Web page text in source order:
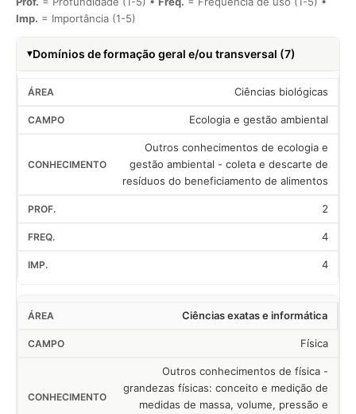
Imp. = Importância (1-5)
Domínios de formação geral e/ou transversal (7)
Ciências biológicas
Ecologia e gestão ambiental
Outros conhecimentos de ecologia e
gestão ambiental - coleta e descarte de
resíduos do beneficiamento de alimentos
2
4
4
Ciências exatas e informática
Física
Outros conhecimentos de física -
grandezas físicas: conceito e medição de
medidas de massa, volume, pressão e